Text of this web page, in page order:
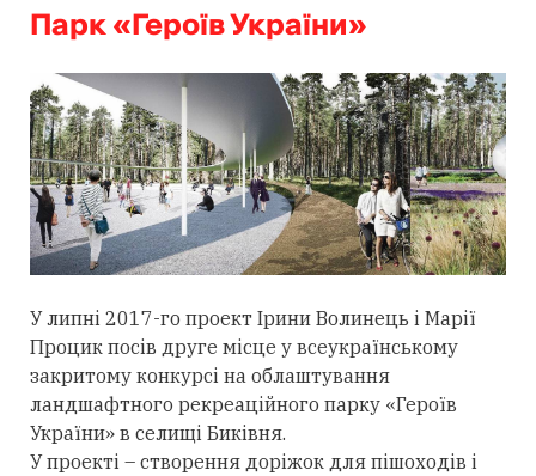
Парк «Героїв України»
У липні 2017-го проект Ірини Волинець і Марії
Процик посів друге місце у всеукраїнському
закритому конкурсі на облаштування
ландшафтного рекреаційного парку «Героїв
України» в селищі Биківня.
У проекті – створення доріжок для пішоходів і